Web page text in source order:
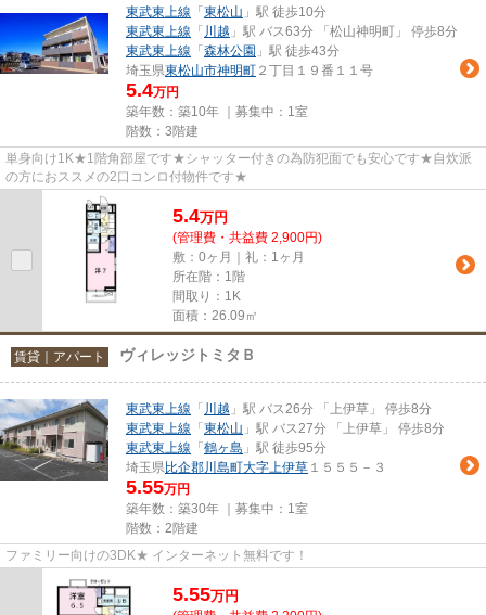
東武東上線 「 東松山 」駅 徒歩10分
東武東上線 「 川越 」駅 バス63分 「松山神明町」 停歩8分
東武東上線 「 森林公園 」駅 徒歩43分
埼玉県東松山市神明町 ２丁目１９番１１号
5.4万円
築年数：築10年 ｜募集中： 1室
階数：3階建
単身向け1K★1階角部屋です★シャッター付きの為防犯面でも安心です★自炊派
の方におススメの2口コンロ付物件です★
5.4万円
(管理費・共益費 2,900円)
敷：0ヶ月｜礼：1ヶ月
所在階：1階
間取り：1K
面積：26.09㎡
賃貸｜アパート ヴィレッジトミタＢ
東武東上線 「 川越 」駅 バス26分 「上伊草」 停歩8分
東武東上線 「 東松山 」駅 バス27分 「上伊草」 停歩8分
東武東上線 「 鶴ヶ島 」駅 徒歩95分
埼玉県比企郡川島町大字上伊草 １５５５－３
5.55万円
築年数：築30年 ｜募集中： 1室
階数：2階建
ファミリー向けの3DK★ インターネット無料です！
5.55万円